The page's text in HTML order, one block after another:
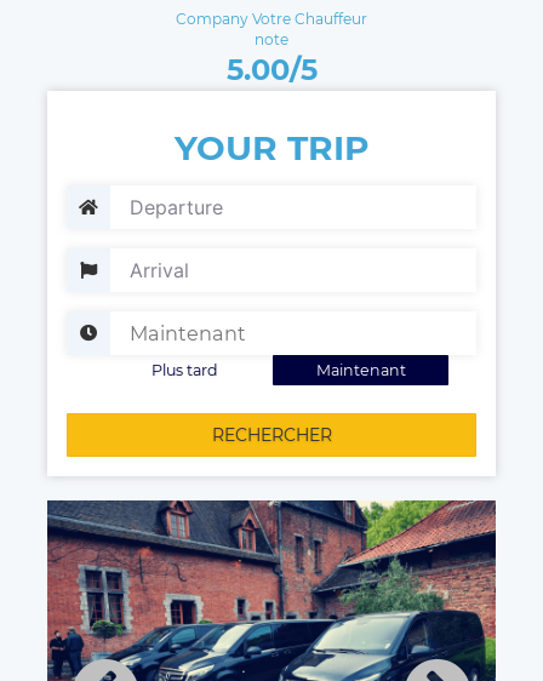
Company Votre Chauffeur
note
5.00/5
YOUR TRIP
Maintenant
Plus tard
RECHERCHER